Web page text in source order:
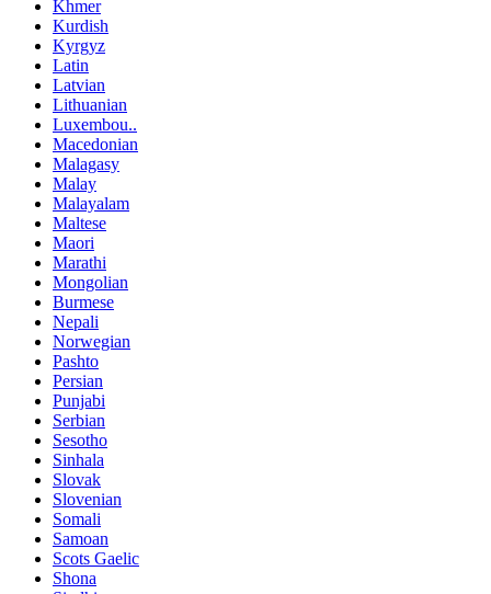
Khmer
Kurdish
Kyrgyz
Latin
Latvian
Lithuanian
Luxembou..
Macedonian
Malagasy
Malay
Malayalam
Maltese
Maori
Marathi
Mongolian
Burmese
Nepali
Norwegian
Pashto
Persian
Punjabi
Serbian
Sesotho
Sinhala
Slovak
Slovenian
Somali
Samoan
Scots Gaelic
Shona